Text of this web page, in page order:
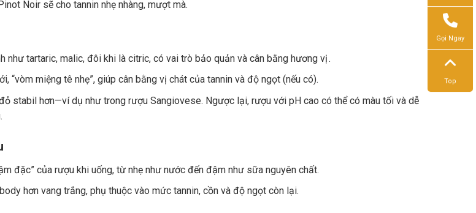
Noir sẽ cho tannin nhẹ nhàng, mượt mà.
như tartaric, malic, đôi khi là citric, có vai trò bảo quản và cân bằng hương vị .
“vòm miệng tê nhẹ”, giúp cân bằng vị chát của tannin và độ ngọt (nếu có).
stabil hơn—ví dụ như trong rượu Sangiovese. Ngược lại, rượu với pH cao có thể có màu tối và dễ
đặc” của rượu khi uống, từ nhẹ như nước đến đậm như sữa nguyên chất.
hơn vang trắng, phụ thuộc vào mức tannin, cồn và độ ngọt còn lại.
Gọi Ngay
Top